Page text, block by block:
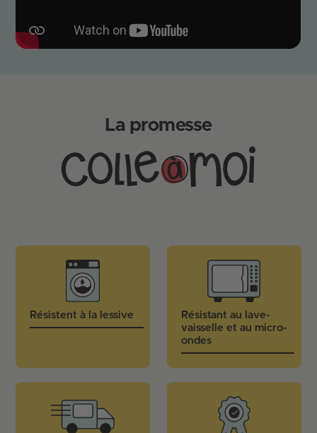
du papier?
La promesse
Résistent à la lessive
Résistant au lave-
vaisselle et au micro-
ondes